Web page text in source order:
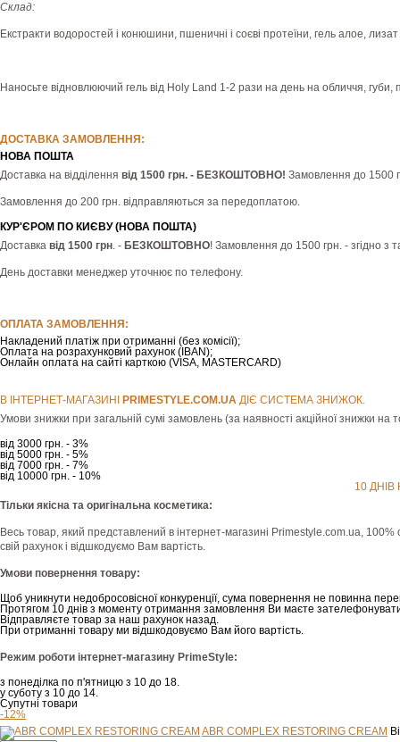
Склад:
Екстракти водоростей і конюшини, пшеничні і соєві протеїни, гель алое,
Наносьте відновлюючий гель від Holy Land 1-2 рази на день на обличчя, губи,
ДОСТАВКА ЗАМОВЛЕННЯ:
НОВА ПОШТА
Доставка на відділення від 1500 грн. - БЕЗКОШТОВНО! Замовлення до 1500
Замовлення до 200 грн. відправляються за передоплатою.
КУР'ЄРОМ ПО КИЄВУ (НОВА ПОШТА)
Доставка від 1500 грн. - БЕЗКОШТОВНО! Замовлення до 1500 грн. - згідно
День доставки менеджер уточнює по телефону.
ОПЛАТА ЗАМОВЛЕННЯ:
Накладений платіж при отриманні (без комісії);
Оплата на розрахунковий рахунок (IBAN);
Онлайн оплата на сайті карткою (VISA, MASTERCARD)
В ІНТЕРНЕТ-МАГАЗИНІ РRIMESTYLE.COM.UA ДІЄ СИСТЕМА ЗНИЖОК.
Умови знижки при загальній сумі замовлень (за наявності акційної знижки на
від 3000 грн. - 3%
від 5000 грн. - 5%
від 7000 грн. - 7%
від 10000 грн. - 10%
10
Тільки якісна та оригінальна косметика:
Весь товар, який представлений в інтернет-магазині Рrimestyle.com.ua,
свій рахунок і відшкодуємо Вам вартість.
Умови повернення товару:
Щоб уникнути недобросовісної конкуренції, сума повернення не повинна
Протягом 10 днів з моменту отримання замовлення Ви маєте
Відправляєте товар за наш рахунок назад.
При отриманні товару ми відшкодовуємо Вам його вартість.
Режим роботи інтернет-магазину PrimeStyle:
з понеділка по п'ятницю з 10 до 18.
у суботу з 10 до 14.
Супутні товари
-12%
ABR COMPLEX RESTORING CREAM